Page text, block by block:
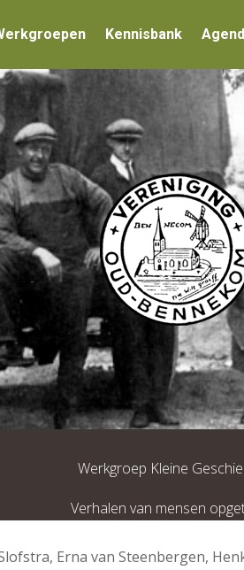
Kennisbank
Werkgroep Kleine
Verhalen van mensen
Erna van Steenbergen,